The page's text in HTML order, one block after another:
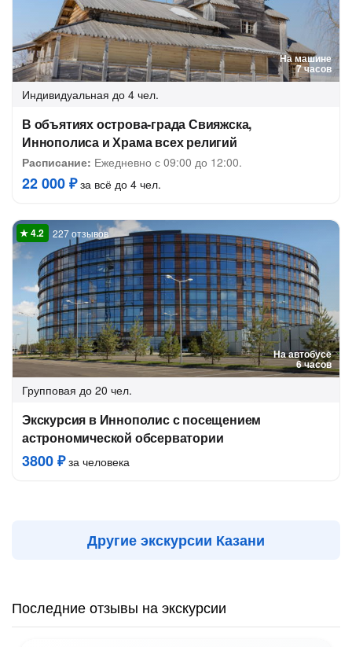
На машине
7 часов
Индивидуальная до 4 чел.
В объятиях острова-града Свияжска,
Иннополиса и Храма всех религий
Расписание: Ежедневно с 09:00 до 12:00.
22 000 ₽за всё до 4 чел.
На автобусе
6 часов
227 отзывов
Групповая до 20 чел.
Экскурсия в Иннополис с посещением
астрономической обсерватории
3800 ₽за человека
Другие экскурсии Казани
Последние отзывы на экскурсии